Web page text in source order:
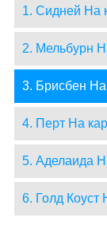
1. Сидней На
2. Мельбурн
3. Брисбен На
4. Перт На
5. Аделаида
6. Голд Коуст